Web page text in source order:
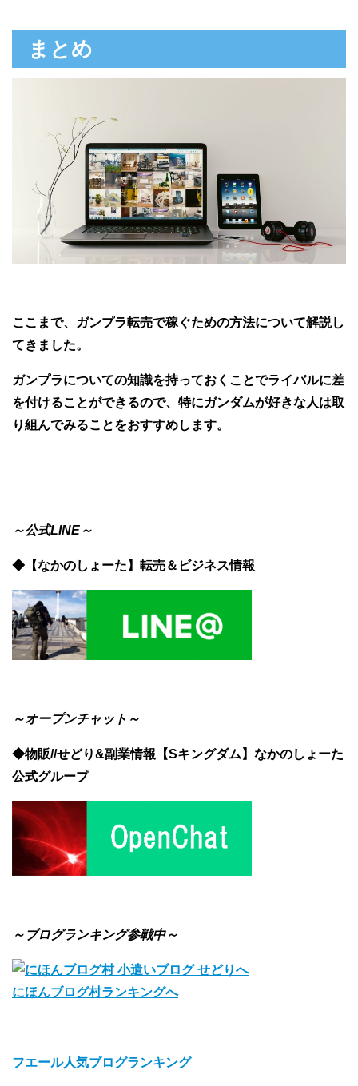
まとめ
ここまで、ガンプラ転売で稼ぐための方法について解説し
てきました。
ガンプラについての知識を持っておくことでライバルに差
を付けることができるので、特にガンダムが好きな人は取
り組んでみることをおすすめします。
～公式LINE～
◆【なかのしょーた】転売＆ビジネス情報
～オープンチャット～
◆物販//せどり&副業情報【Sキングダム】なかのしょーた
公式グループ
～ブログランキング参戦中～
にほんブログ村ランキングへ
フエール人気ブログランキング